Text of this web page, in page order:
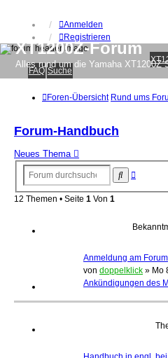
Anmelden
Registrieren
XT1200Z-Forum
Alles rund um die Yamaha XT1200Z
FAQ Suche
Foren-Übersicht Rund ums
Forum-Handbuch
Neues Thema
Suche
12 Themen • Seite 1 Von 1
Anmeldung am Forum
von doppelklick » Mo
Ankündigungen des